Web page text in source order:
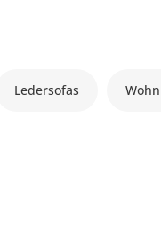
Ledersofas